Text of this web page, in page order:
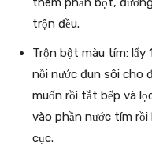
trộn đều.
Trộn bột màu tím: lấy
nồi nước đun sôi cho
muốn rồi tắt bếp và
vào phần nước tím
cục.